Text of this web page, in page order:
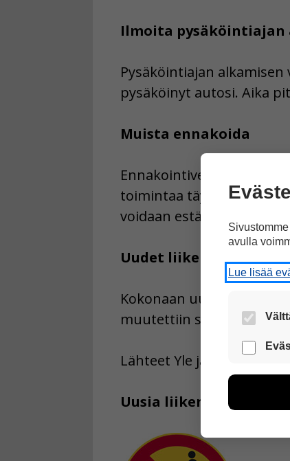
Ilmoita pysäköintiajan
Pysäköintiajan
pysäköinyt autosi. Aika
Muista ennakoida
Ennakointivelvollisuus
toimintaa täytyy muuttaa
voidaan estää vahingot ja
Uudet liikennemerkit
Kokonaan uusia
muutettiin selkeämmiksi.
Lähteet Yle ja Väylävirasto
Uusia
avulla
Lue lisää
Nämä
voimme